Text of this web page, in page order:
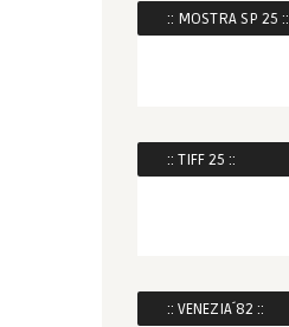
:: MOSTRA SP 25 ::
:: TIFF 25 ::
:: VENEZIA´82 ::